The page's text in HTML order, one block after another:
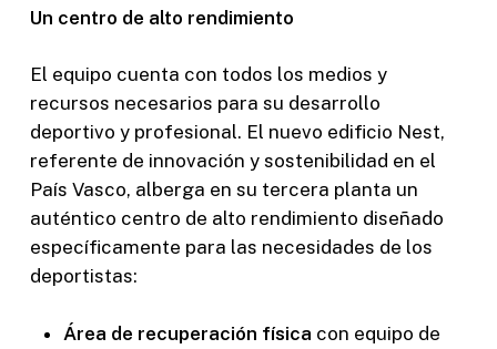
Un centro de alto rendimiento
El equipo cuenta con todos los medios y
recursos necesarios para su desarrollo
deportivo y profesional. El nuevo edificio Nest,
referente de innovación y sostenibilidad en el
País Vasco, alberga en su tercera planta un
auténtico centro de alto rendimiento diseñado
específicamente para las necesidades de los
deportistas:
Área de recuperación física con equipo de